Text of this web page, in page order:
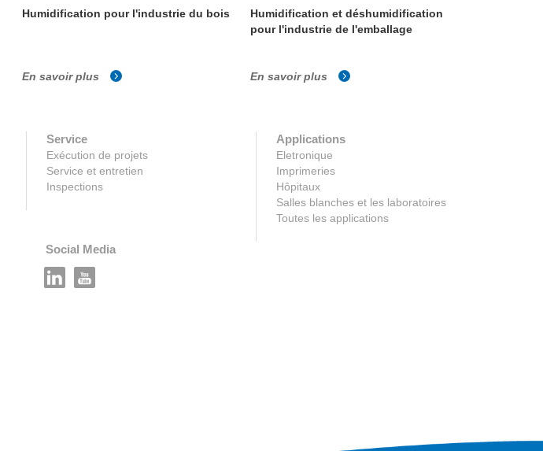
Humidification pour l'industrie du bois
En savoir plus
Humidification et déshumidification
pour l'industrie de l'emballage
En savoir plus
Service
Exécution de projets
Service et entretien
Inspections
Applications
Eletronique
Imprimeries
Hôpitaux
Salles blanches et les laboratoires
Toutes les applications
Social Media